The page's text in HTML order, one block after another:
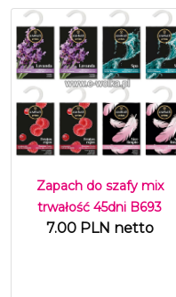
Zapach do szafy mix
trwałość 45dni B693
7.00 PLN netto